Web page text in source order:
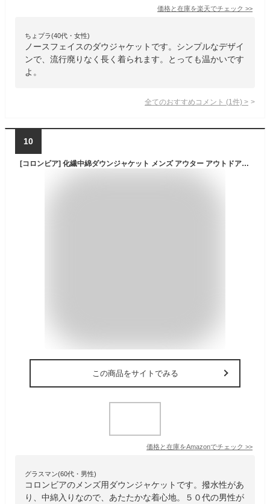
価格と在庫を楽天でチェック >>
ちょプラ(40代・女性)
ノースフェイスのダウジャケットです。シンプルなデザイ
ンで、流行廃りなく長く着られます。とっても温かいです
よ。
全てのおすすめコメント (1 件) >
10
[コロンビア] 化繊中綿ダウンジャケット メンズ アウター アウトドア ブランド オムニヒート 撥水 ジップアップ フーデッドジャケット ストーングリーン(397) M
この商品をサイトでみる
価格と在庫をAmazonでチェック >>
グラスマン(60代・男性)
コロンビアのメンズ用ダウンジャケットです。撥水性があ
り、中綿入りなので、あたたかな着心地。５０代の男性が